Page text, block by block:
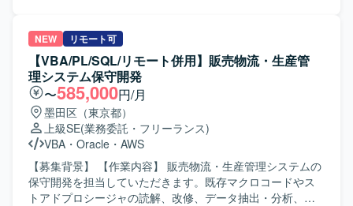
発や、Webアプリケーション、モバイルアプリケーショ
ン、APIを対象としたテスト計画の作成およびテスト実施を
行っていただきます。アジャイルデリバリーモデルに基づ
き、スプリントテストへの参画を通じて品質向上に貢献し
ていただきます。 【求める人物像】 生命保険分野の業務知
識を活かしながら、アジャイル開発環境で主体的に設計・
開発・テストに取り組んでいただける方を求めています。
Excel VBAなど既存のスキルを活かしつつ、テストプロセス
や品質向上に意欲的に取り組んでいただける方です。 【ポ
ジションの魅力】 保険業界向けのオープン系システム開発
に携わることで、ドメイン知識とアジャイル開発の経験を
NEW リモート可
【VBA/PL/SQL/リモート併用】販売物流・生産管
理システム保守開発
〜585,000円/月
墨田区（東京都）
上級SE(業務委託・フリーランス)
VBA ・ Oracle ・ AWS
【募集背景】 【作業内容】 販売物流・生産管理システムの
保守開発を担当していただきます。既存マクロコードやス
トアドプロシージャの読解、改修、データ抽出・分析、業